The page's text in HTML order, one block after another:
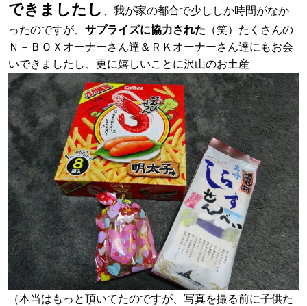
できましたし
、我が家の都合で少ししか時間がなか
ったのですが、 サプライズに協力された （笑）たくさんの
Ｎ－ＢＯＸオーナーさん達＆ＲＫオーナーさん達にもお会
いできましたし、更に嬉しいことに沢山のお土産
（本当はもっと頂いてたのですが、写真を撮る前に子供た